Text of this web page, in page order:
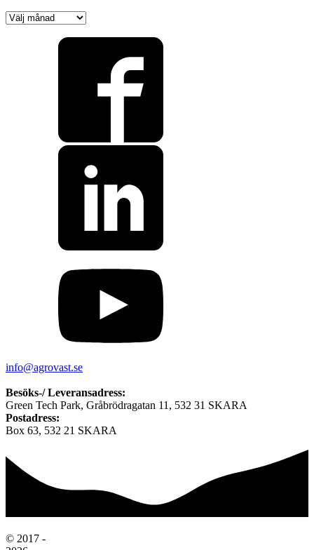
Nyhetsarkiv
info@agrovast.se
Besöks-/ Leveransadress:
Green Tech Park, Gråbrödragatan 11, 532 31 SKARA
Postadress:
Box 63, 532 21 SKARA
© 2017 -